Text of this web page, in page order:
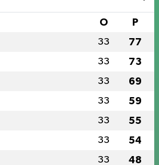
O P
33 77
33 73
33 69
33 59
33 55
33 54
33 48